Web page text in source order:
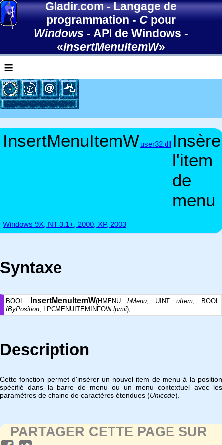
Gladir.com-Langage de
programmation-Cpour
Windows - API de Windows -
«InsertMenuItemW»
≡
InsertMenuItemWuser32.dll Insère
l'item
de
menu
Windows 9X, NT 3.1+, 2000, XP, 2003
Syntaxe
BOOL InsertMenuItemW(HMENU hMenu, UINT uItem, BOOL
fByPosition, LPCMENUITEMINFOW lpmii);
Description
Cette fonction permet d'insérer un nouvel item de menu à la position
spécifié dans la barre de menu ou un menu contextuel avec les
paramètres de chaine de caractères étendues (Unicode).
PARTAGER CETTE PAGE SUR